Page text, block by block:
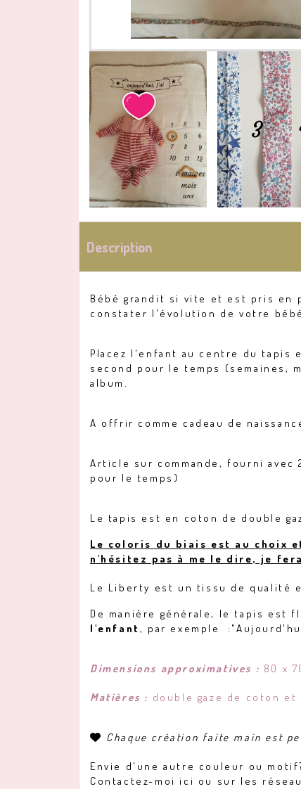
Description
Bébé grandit si vite et est pris en
constater l'évolution de votre
Placez l'enfant au centre du tapis
second pour le temps (semaines,
album.
A offrir comme cadeau de
Article sur commande, fourni avec
pour le temps)
Le tapis est en coton de double
Le coloris du biais est au choix
n'hésitez pas à me le dire, je
Le Liberty est un tissu de qualité
De manière générale, le tapis est
l'enfant, par exemple
Dimensions approximatives : 80 x
Matières : double gaze de coton
 Chaque création faite main est
Envie d'une autre couleur ou
Contactez-moi ici ou sur les